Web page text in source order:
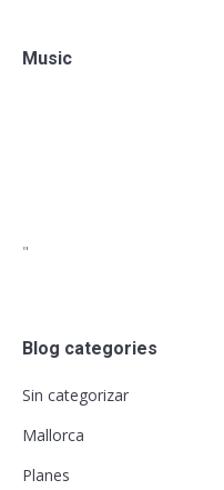
Music
"
Blog categories
Sin categorizar
Mallorca
Planes